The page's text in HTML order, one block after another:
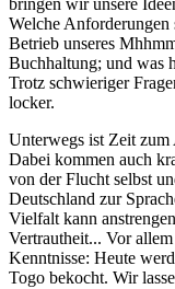
bringen wir unsere
Welche Anforderungen
Betrieb unseres
Buchhaltung; und was
Trotz schwieriger
locker.
Unterwegs ist Zeit zum
Dabei kommen auch
von der Flucht selbst
Deutschland zur
Vielfalt kann
Vertrautheit... Vor
Kenntnisse: Heute
Togo bekocht. Wir